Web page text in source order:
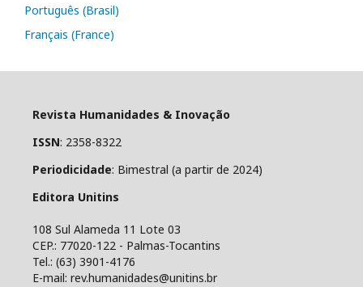
Português (Brasil)
Français (France)
Revista Humanidades & Inovação
ISSN: 2358-8322
Periodicidade: Bimestral (a partir de 2024)
Editora Unitins
108 Sul Alameda 11 Lote 03
CEP.: 77020-122 - Palmas-Tocantins
Tel.: (63) 3901-4176
E-mail: rev.humanidades@unitins.br